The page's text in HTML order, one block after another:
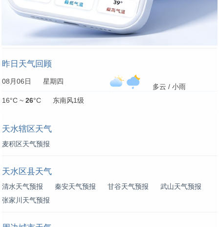
昨日天气回顾
08月06日 星期四
多云 / 小雨
16°C ~ 26°C 东南风1级
天水辖区天气
麦积区天气预报
天水区县天气
清水天气预报 秦安天气预报 甘谷天气预报
武山天气预报
张家川天气预报